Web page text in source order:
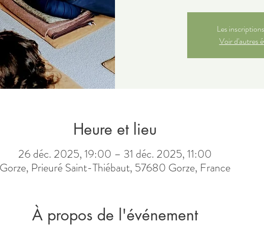
Les
Voir d'autres
Heure et lieu
26 déc. 2025, 19:00 – 31 déc. 2025, 11:00
Gorze, Prieuré Saint-Thiébaut, 57680 Gorze, France
À propos de l'événement